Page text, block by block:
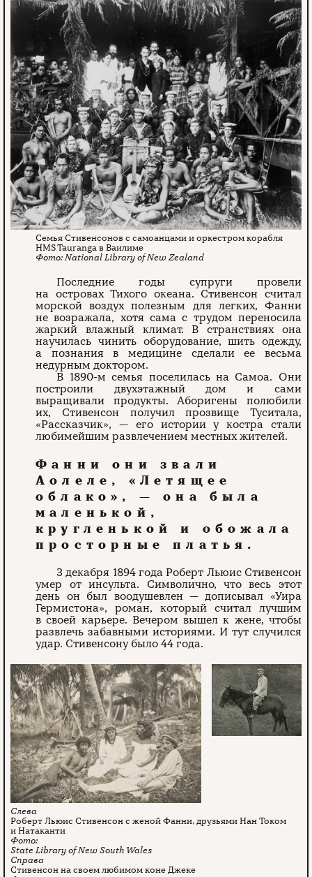
Семья Стивенсонов с самоанцами и оркестром корабля
HMS Tauranga в Ваилиме
National Library of New Zealand
Последние годы супруги провели
на островах Тихого океана. Стивенсон считал
морской воздух полезным для легких, Фанни
не возражала, хотя сама с трудом переносила
жаркий влажный климат. В странствиях она
научилась чинить оборудование, шить одежду,
а познания в медицине сделали ее весьма
недурным доктором.
В 1890-м семья поселилась на Самоа. Они
построили двухэтажный дом и сами
выращивали продукты. Аборигены полюбили
их, Стивенсон получил прозвище Туситала,
«Рассказчик», — его истории у костра стали
любимейшим развлечением местных жителей.
Фанни они звали
Аолеле, «Летящее
облако», — она была
маленькой,
кругленькой и обожала
просторные платья.
3 декабря 1894 года Роберт Льюис Стивенсон
умер от инсульта. Символично, что весь этот
день он был воодушевлен — дописывал «Уира
Гермистона», роман, который считал лучшим
в своей карьере. Вечером вышел к жене, чтобы
развлечь забавными историями. И тут случился
удар. Стивенсону было 44 года.
Роберт Льюис Стивенсон с женой Фанни, друзьями Нан Током
и Натаканти
State Library of New South Wales
Стивенсон на своем любимом коне Джеке